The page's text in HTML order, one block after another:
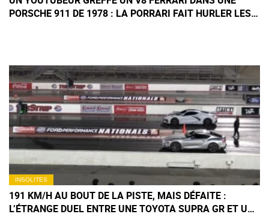
PORSCHE 911 DE 1978 : LA PORRARI FAIT HURLER LES
INSOLITES
191 KM/H AU BOUT DE LA PISTE, MAIS DÉFAITE :
L’ÉTRANGE DUEL ENTRE UNE TOYOTA SUPRA GR ET UNE